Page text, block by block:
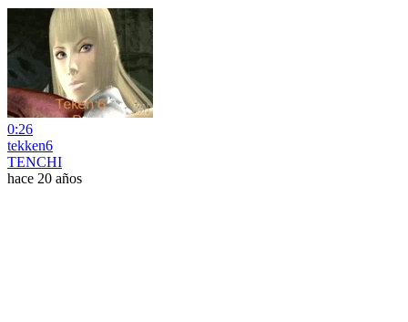
0:26
tekken6
TENCHI
hace 20 años